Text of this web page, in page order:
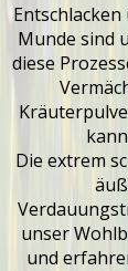
Munde sind
diese
Die extrem
unser
und